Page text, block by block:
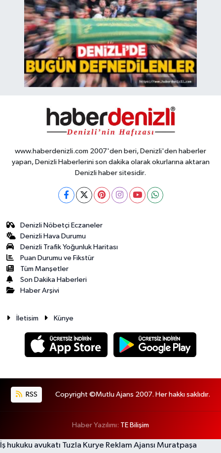
www.haberdenizli.com 2007'den beri, Denizli'den haberler
yapan, Denizli Haberlerini son dakika olarak okurlarına aktaran
Denizli haber sitesidir.
Denizli Nöbetçi Eczaneler
Denizli Hava Durumu
Denizli Trafik Yoğunluk Haritası
Puan Durumu ve Fikstür
Tüm Manşetler
Son Dakika Haberleri
Haber Arşivi
İletisim Künye
RSS Copyright ©Mutlu Ajans 2007. Her hakkı saklıdır.
Haber Yazılımı: TE Bilişim
İş hukuku avukatı Tuzla Kurye Reklam Ajansı Muratpaşa